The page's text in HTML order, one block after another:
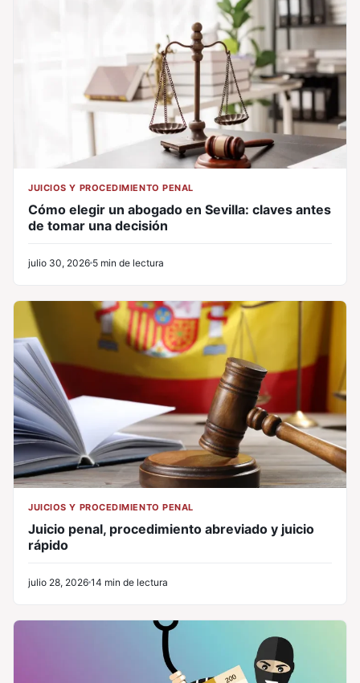
JUICIOS Y PROCEDIMIENTO PENAL
Cómo elegir un abogado en Sevilla: claves antes
de tomar una decisión
julio 30, 2026 5 min de lectura
JUICIOS Y PROCEDIMIENTO PENAL
Juicio penal, procedimiento abreviado y juicio
rápido
julio 28, 2026 14 min de lectura